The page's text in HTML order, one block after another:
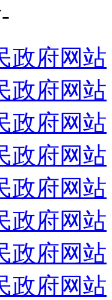
政府网站
政府网站
政府网站
政府网站
政府网站
政府网站
政府网站
政府网站